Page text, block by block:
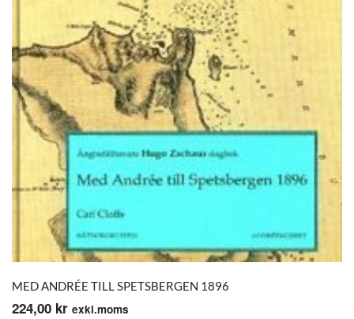
MED ANDRÉE TILL SPETSBERGEN 1896
224,00 kr exkl.moms